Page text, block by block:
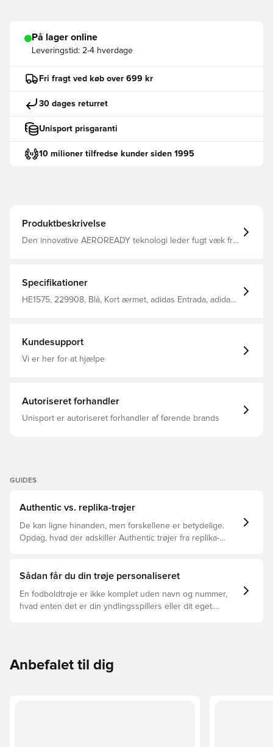
På lager online
Leveringstid: 2-4 hverdage
Fri fragt ved køb over 699 kr
30 dages returret
Unisport prisgaranti
10 milioner tilfredse kunder siden 1995
Produktbeskrivelse
Den innovative AEROREADY teknologi leder fugt væk fra
Specifikationer
HE1575, 229908, Blå, Kort ærmet, adidas Entrada, adidas,
Kundesupport
Vi er her for at hjælpe
Autoriseret forhandler
Unisport er autoriseret forhandler af førende brands
GUIDES
Authentic vs. replika-trøjer
De kan ligne hinanden, men forskellene er betydelige.
Opdag, hvad der adskiller Authentic trøjer fra replika-
Sådan får du din trøje personaliseret
En fodboldtrøje er ikke komplet uden navn og nummer,
hvad enten det er din yndlingsspillers eller dit eget.
Anbefalet til dig